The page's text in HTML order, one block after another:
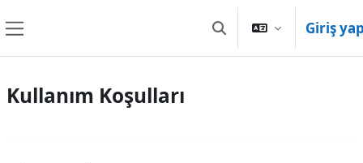
Arama girişini değiştir
Giriş
Kullanım Koşulları